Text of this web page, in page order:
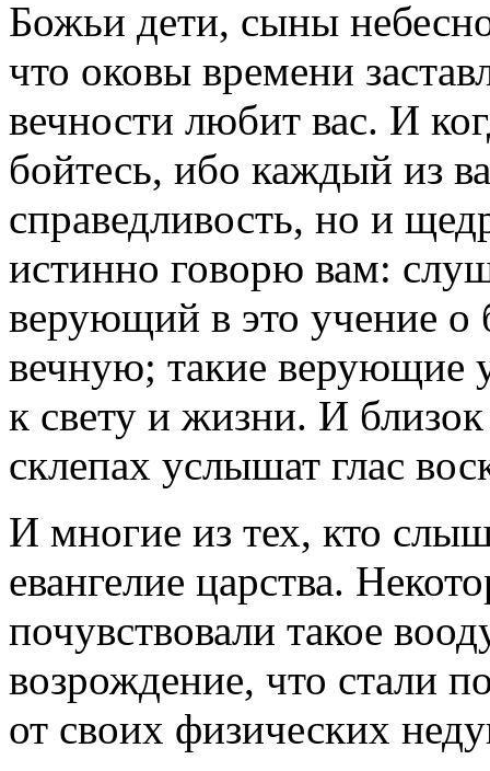
Божьи дети, сыны
что оковы времени
вечности любит вас. И
бойтесь, ибо каждый из
справедливость, но и
истинно говорю вам:
верующий в это учение о
вечную; такие верующие
к свету и жизни. И
склепах услышат глас
И многие из тех, кто
евангелие царства.
почувствовали такое
возрождение, что стали
от своих физических